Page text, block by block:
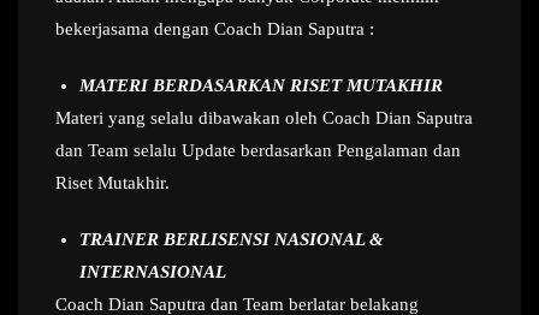
bekerjasama dengan Coach Dian Saputra :
MATERI BERDASARKAN RISET MUTAKHIR
Materi yang selalu dibawakan oleh Coach Dian Saputra
dan Team selalu Update berdasarkan Pengalaman dan
Riset Mutakhir.
TRAINER BERLISENSI NASIONAL &
INTERNASIONAL
Coach Dian Saputra dan Team berlatar belakang